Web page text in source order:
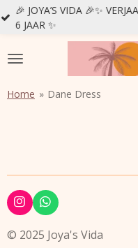
Ga
direct
de
🎉✨
Home » Dane Dress
I
n
s
t
W
h
a
t
© 2025 Joya's Vida